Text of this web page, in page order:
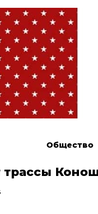
Общество